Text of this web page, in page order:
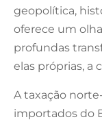
geopolítica,
oferece um
profundas
elas próprias, a
A taxação
importados do